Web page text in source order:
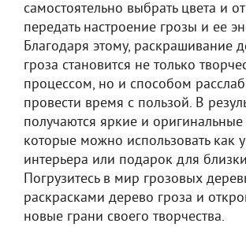
самостоятельно выбрать цвета и
передать настроение грозы и ее
Благодаря этому, раскрашивание
гроза становится не только
процессом, но и способом
провести время с пользой. В
получаются яркие и
которые можно использовать как
интерьера или подарок для
Погрузитесь в мир грозовых
раскрасками дерево гроза и
новые грани своего творчества.